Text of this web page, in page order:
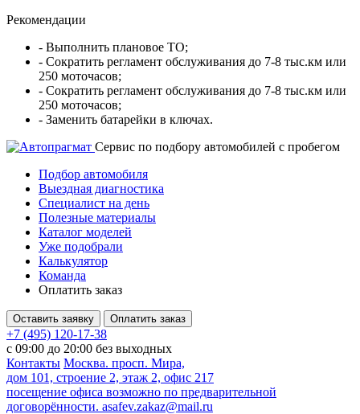
Рекомендации
- Выполнить плановое ТО;
- Сократить регламент обслуживания до 7-8 тыс.км или
250 моточасов;
- Сократить регламент обслуживания до 7-8 тыс.км или
250 моточасов;
- Заменить батарейки в ключах.
Cервис по подбору автомобилей с пробегом
Подбор автомобиля
Выездная диагностика
Специалист на день
Полезные материалы
Каталог моделей
Уже подобрали
Калькулятор
Команда
Оплатить заказ
Оставить заявку Оплатить заказ
+7 (495) 120-17-38
с 09:00 до 20:00 без выходных
Контакты Москва. просп. Мира,
дом 101, строение 2, этаж 2, офис 217
посещение офиса возможно по предварительной
договорённости. asafev.zakaz@mail.ru